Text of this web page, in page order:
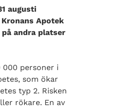
augusti
Apotek
andra platser
personer i
som ökar
typ 2. Risken
rökare. En av